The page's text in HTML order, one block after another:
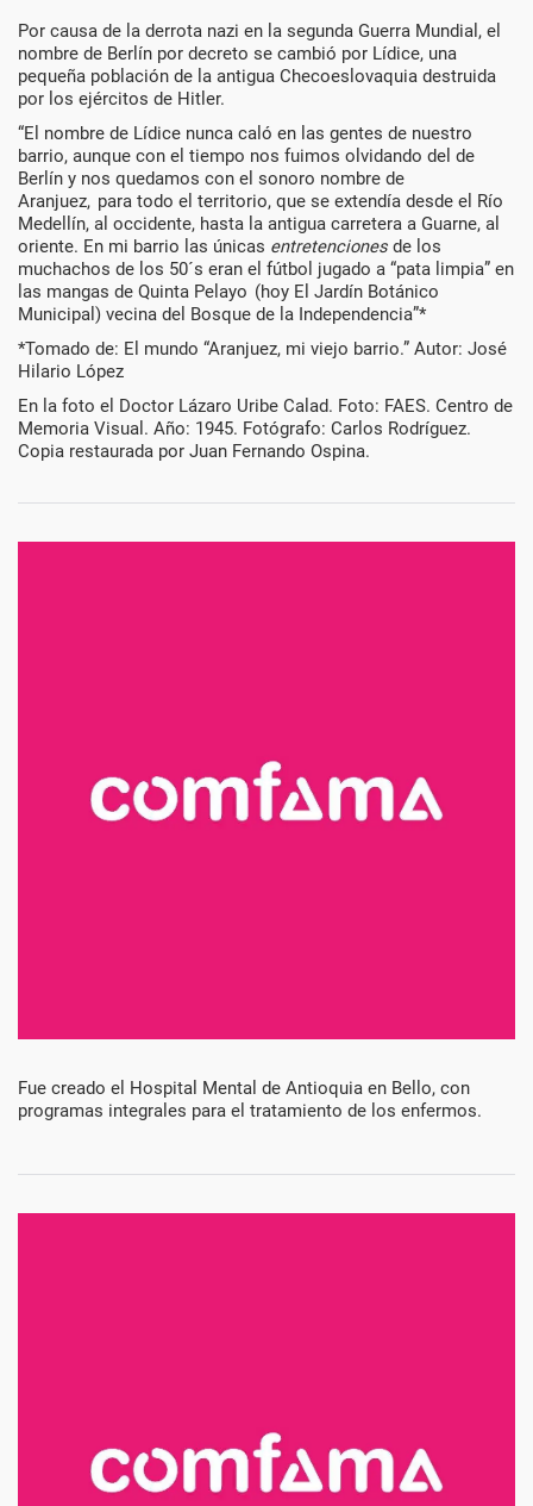
Década
de
1940
Por causa de la derrota nazi en la segunda Guerra Mundial, el
nombre de Berlín por decreto se cambió por Lídice, una
pequeña población de la antigua Checoeslovaquia destruida
por los ejércitos de Hitler.
“El nombre de Lídice nunca caló en las gentes de nuestro
barrio, aunque con el tiempo nos fuimos olvidando del de
Berlín y nos quedamos con el sonoro nombre de
Aranjuez, para todo el territorio, que se extendía desde el Río
Medellín, al occidente, hasta la antigua carretera a Guarne, al
oriente. En mi barrio las únicas entretenciones de los
muchachos de los 50´s eran el fútbol jugado a “pata limpia” en
las mangas de Quinta Pelayo (hoy El Jardín Botánico
Municipal) vecina del Bosque de la Independencia”*
*Tomado de: El mundo “Aranjuez, mi viejo barrio.” Autor: José
Hilario López
En la foto el Doctor Lázaro Uribe Calad. Foto: FAES. Centro de
Memoria Visual. Año: 1945. Fotógrafo: Carlos Rodríguez.
Copia restaurada por Juan Fernando Ospina.
Década
del
1950
Fue creado el Hospital Mental de Antioquia en Bello, con
programas integrales para el tratamiento de los enfermos.